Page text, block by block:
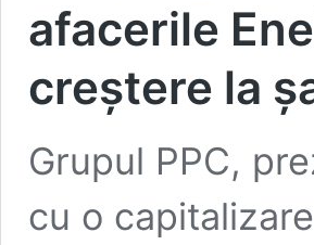
afacerile
creștere la
Grupul PPC,
cu o